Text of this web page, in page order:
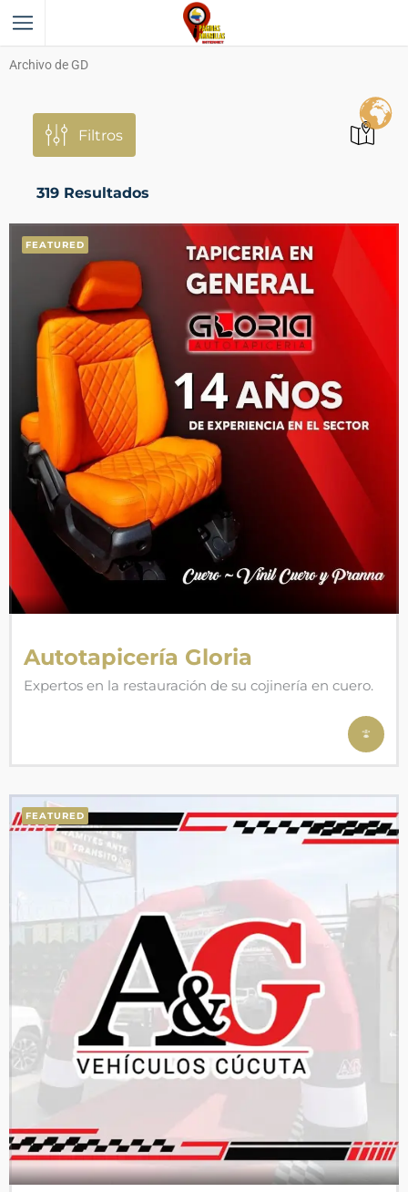
Archivo de GD
Filtros
319 Resultados
FEATURED
Autotapicería Gloria
Expertos en la restauración de su cojinería en cuero.
FEATURED